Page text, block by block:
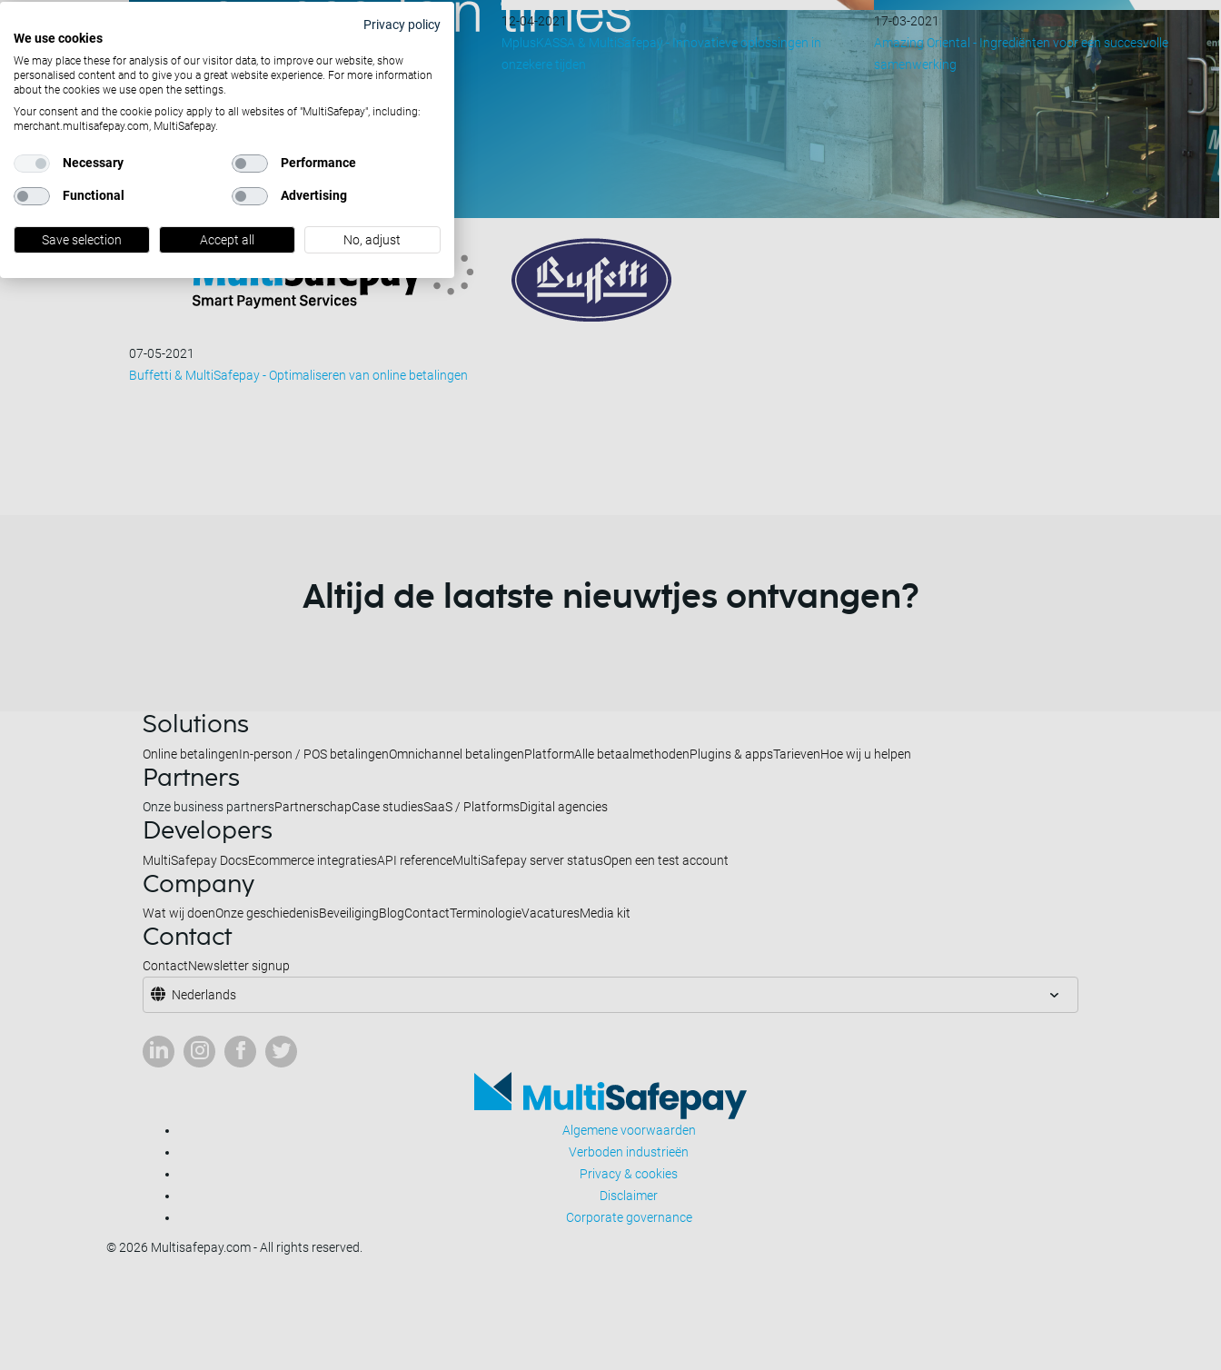
07-05-2021
Buffetti & MultiSafepay - Optimaliseren van online betalingen
12-04-2021
MplusKASSA & MultiSafepay - Innovatieve oplossingen in
onzekere tijden
17-03-2021
Amazing Oriental - Ingrediënten voor een succesvolle
samenwerking
Altijd de laatste nieuwtjes ontvangen?
Solutions
Online betalingenIn-person / POS betalingenOmnichannel betalingenPlatformAlle betaalmethodenPlugins & appsTarievenHoe wij u helpen
Partners
Onze business partnersPartnerschapCase studiesSaaS / PlatformsDigital agencies
Developers
MultiSafepay DocsEcommerce integratiesAPI referenceMultiSafepay server statusOpen een test account
Company
Wat wij doenOnze geschiedenisBeveiligingBlogContactTerminologieVacaturesMedia kit
Contact
ContactNewsletter signup
Nederlands
Algemene voorwaarden
Verboden industrieën
Privacy & cookies
Disclaimer
Corporate governance
© 2026 Multisafepay.com - All rights reserved.
Privacy policy
We use cookies
We may place these for analysis of our visitor data, to improve our website, show
personalised content and to give you a great website experience. For more information
about the cookies we use open the settings.
Your consent and the cookie policy apply to all websites of "MultiSafepay", including:
merchant.multisafepay.com, MultiSafepay.
Necessary Performance
Functional Advertising
Save selection Accept all No, adjust